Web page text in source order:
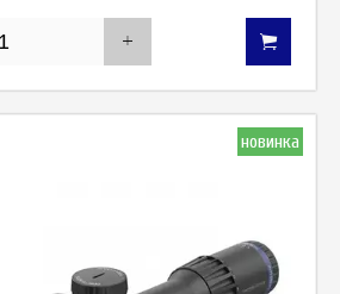
новинка